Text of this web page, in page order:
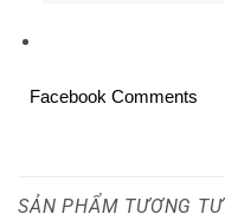
Facebook Comments
SẢN PHẨM TƯƠNG TỰ